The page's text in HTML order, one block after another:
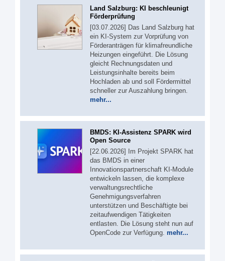
Land Salzburg: KI beschleunigt
Förderprüfung
[03.07.2026] Das Land Salzburg hat
ein KI-System zur Vorprüfung von
Förderanträgen für klimafreundliche
Heizungen eingeführt. Die Lösung
gleicht Rechnungsdaten und
Leistungsinhalte bereits beim
Hochladen ab und soll Fördermittel
schneller zur Auszahlung bringen.
mehr...
BMDS: KI-Assistenz SPARK wird
Open Source
[22.06.2026] Im Projekt SPARK hat
das BMDS in einer
Innovationspartnerschaft KI-Module
entwickeln lassen, die komplexe
verwaltungsrechtliche
Genehmigungsverfahren
unterstützen und Beschäftigte bei
zeitaufwendigen Tätigkeiten
entlasten. Die Lösung steht nun auf
OpenCode zur Verfügung. mehr...